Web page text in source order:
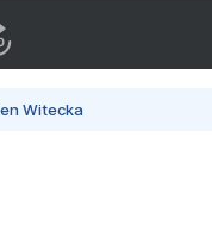
Witecka